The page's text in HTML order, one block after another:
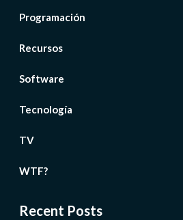
Programación
Recursos
Software
Tecnología
TV
WTF?
Recent Posts